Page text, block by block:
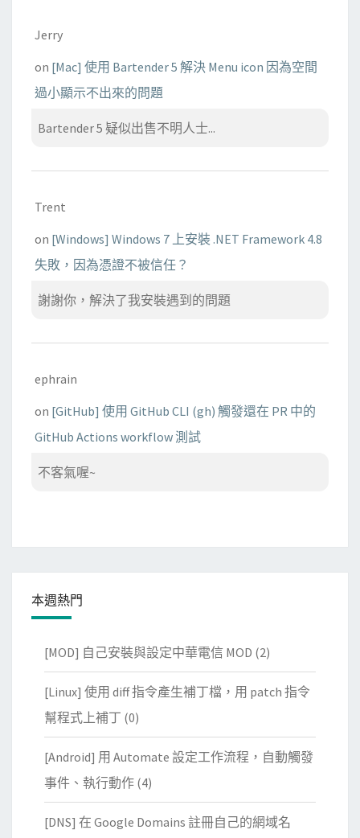
Jerry
on [Mac] 使用 Bartender 5 解決 Menu icon 因為空間
過小顯示不出來的問題
Bartender 5 疑似出售不明人士...
Trent
on [Windows] Windows 7 上安裝 .NET Framework 4.8
失敗，因為憑證不被信任？
謝謝你，解決了我安裝遇到的問題
ephrain
on [GitHub] 使用 GitHub CLI (gh) 觸發還在 PR 中的
GitHub Actions workflow 測試
不客氣喔~
本週熱門
[MOD] 自己安裝與設定中華電信 MOD (2)
[Linux] 使用 diff 指令產生補丁檔，用 patch 指令
幫程式上補丁 (0)
[Android] 用 Automate 設定工作流程，自動觸發
事件、執行動作 (4)
[DNS] 在 Google Domains 註冊自己的網域名